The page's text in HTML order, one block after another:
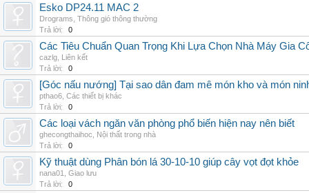
Esko DP24.11 MAC 2
Drograms Thông gió thông thường
Trả lời:
0
Các Tiêu Chuẩn Quan Trọng Khi Lựa Chọn Nhà Máy Gia
cazlg Liên kết
Trả lời:
0
[Góc nấu nướng] Tại sao dân đam mê món kho và món
pthao6 Các thiết bị khác
Trả lời:
0
Các loại vách ngăn văn phòng phổ biến hiện nay nên biết
ghecongthaihoc
Nội thất trong nhà
Trả lời:
0
Kỹ thuật dùng Phân bón lá 30-10-10 giúp cây vọt đọt khỏe
nana01
Giao lưu
Trả lời:
0